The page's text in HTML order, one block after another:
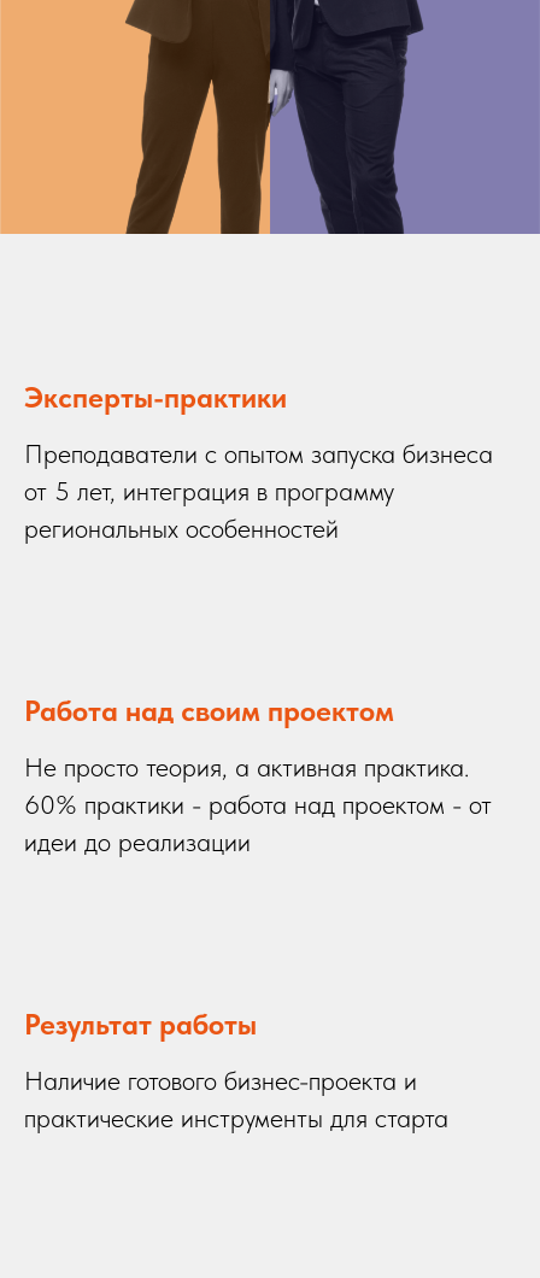
Эксперты-практики
Преподаватели с опытом запуска бизнеса
от 5 лет, интеграция в программу
региональных особенностей
Работа над своим проектом
Не просто теория, а активная практика.
60% практики - работа над проектом - от
идеи до реализации
Результат работы
Наличие готового бизнес-проекта и
практические инструменты для старта